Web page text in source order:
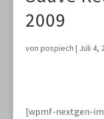
2009
von pospiech | Juli 4,
[wpmf-nextgen-